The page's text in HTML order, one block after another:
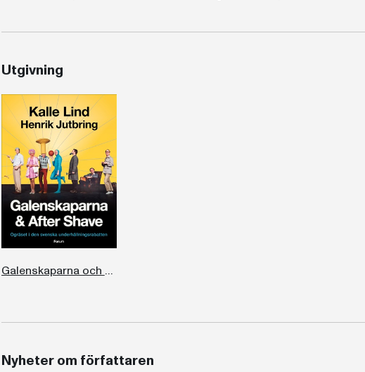
Utgivning
Galenskaparna och After Shave
Nyheter om författaren